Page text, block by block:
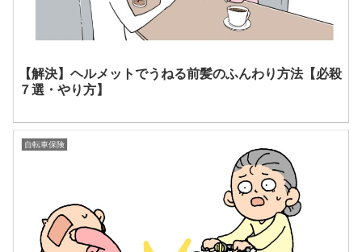
【解決】ヘルメットでうねる前髪のふんわり方法【必殺
７選・やり方】
自転車保険